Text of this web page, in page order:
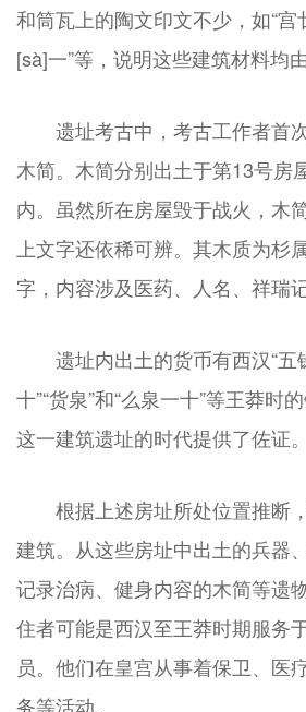
和筒瓦上的陶文印文不少，如“宫
[sà]一”等，说明这些建筑材料均
遗址考古中，考古工作者首
木简。木简分别出土于第13号房
内。虽然所在房屋毁于战火，木
上文字还依稀可辨。其木质为杉
字，内容涉及医药、人名、祥瑞记
遗址内出土的货币有西汉“五
十”“货泉”和“么泉一十”等王莽时
这一建筑遗址的时代提供了佐证。
根据上述房址所处位置推断
建筑。从这些房址中出土的兵器
记录治病、健身内容的木简等遗
住者可能是西汉至王莽时期服务
员。他们在皇宫从事着保卫、医
务等活动。